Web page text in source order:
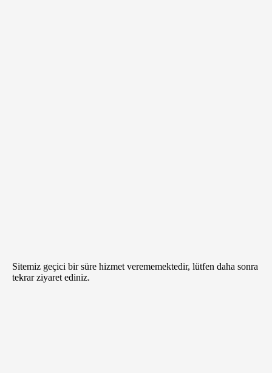
Sitemiz geçici bir süre hizmet verememektedir, lütfen daha sonra
tekrar ziyaret ediniz.